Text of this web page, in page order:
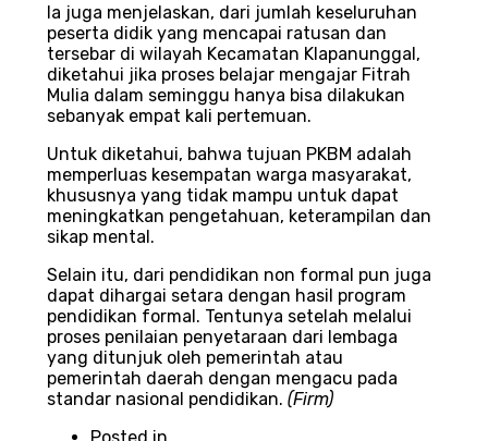
Ia juga menjelaskan, dari jumlah keseluruhan
peserta didik yang mencapai ratusan dan
tersebar di wilayah Kecamatan Klapanunggal,
diketahui jika proses belajar mengajar Fitrah
Mulia dalam seminggu hanya bisa dilakukan
sebanyak empat kali pertemuan.
Untuk diketahui, bahwa tujuan PKBM adalah
memperluas kesempatan warga masyarakat,
khususnya yang tidak mampu untuk dapat
meningkatkan pengetahuan, keterampilan dan
sikap mental.
Selain itu, dari pendidikan non formal pun juga
dapat dihargai setara dengan hasil program
pendidikan formal. Tentunya setelah melalui
proses penilaian penyetaraan dari lembaga
yang ditunjuk oleh pemerintah atau
pemerintah daerah dengan mengacu pada
standar nasional pendidikan. (Firm)